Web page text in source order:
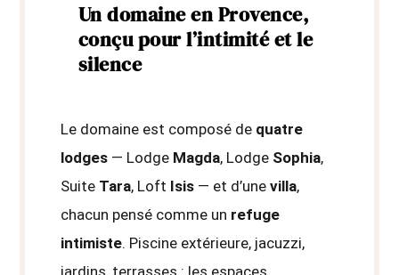
Un domaine en Provence,
conçu pour l’intimité et le
silence
Le domaine est composé de quatre
lodges— Lodge Magda, Lodge Sophia,
Suite Tara, Loft Isis— et d’une villa,
chacun pensé comme un refuge
intimiste. Piscine extérieure, jacuzzi,